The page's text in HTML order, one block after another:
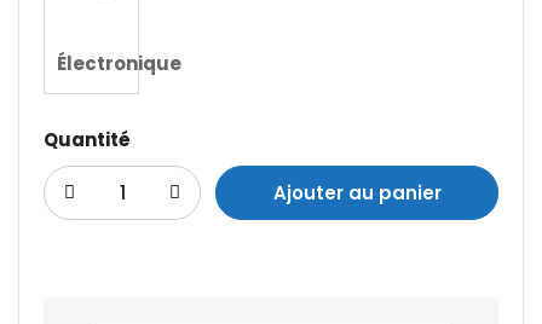
Électronique
Quantité
Ajouter au panier